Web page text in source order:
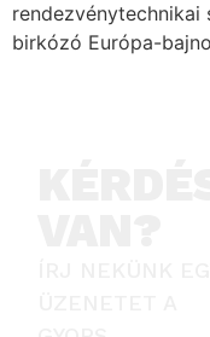
birkózó Európa-